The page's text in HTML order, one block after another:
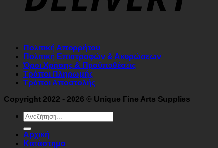
Πολιτική Απορρήτου
Πολιτική Επιστροφών & Ακυρώσεων
Όροι Χρήσης & Προϋποθέσεις
Τρόποι Πληρωμής
Τρόποι Αποστολής
Copyright 2022 - 2026 © Unique Fine Arts Supplies
Search
for:
Αρχική
Κατάστημα